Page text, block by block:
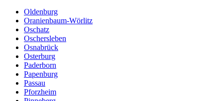
Oldenburg
Oranienbaum-Wörlitz
Oschatz
Oschersleben
Osnabrück
Osterburg
Paderborn
Papenburg
Passau
Pforzheim